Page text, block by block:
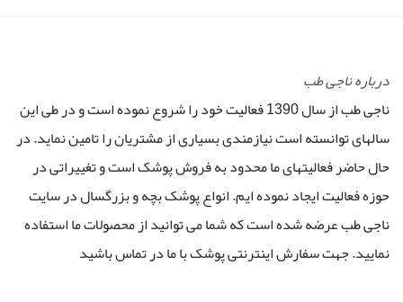
درباره ناجی طب
ناجی طب از سال 1390 فعالیت خود را شروع نموده است و در طی این
سالهای توانسته است نیازمندی بسیاری از مشتریان را تامین نماید. در
حال حاضر فعالیتهای ما محدود به فروش پوشک است و تغییراتی در
حوزه فعالیت ایجاد نموده ایم. انواع پوشک بچه و بزرگسال در سایت
ناجی طب عرضه شده است که شما می توانید از محصولات ما استفاده
نمایید. جهت سفارش اینترنتی پوشک با ما در تماس باشید